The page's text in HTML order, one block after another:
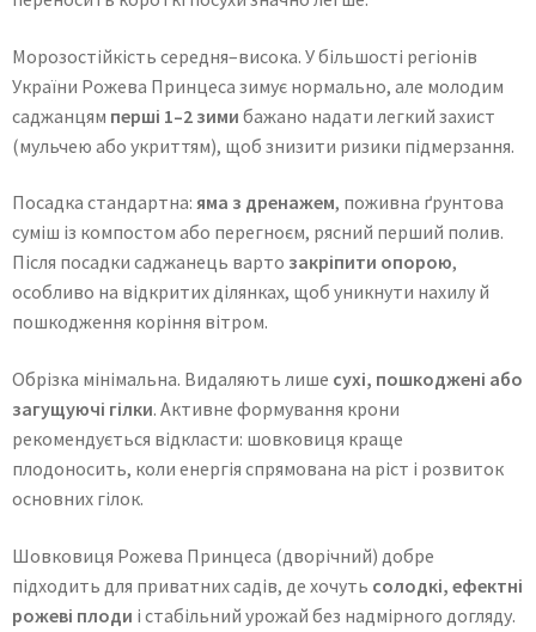
Морозостійкість середня–висока. У більшості регіонів
України Рожева Принцеса зимує нормально, але молодим
саджанцям перші 1–2 зими бажано надати легкий захист
(мульчею або укриттям), щоб знизити ризики підмерзання.
Посадка стандартна: яма з дренажем, поживна ґрунтова
суміш із компостом або перегноєм, рясний перший полив.
Після посадки саджанець варто закріпити опорою,
особливо на відкритих ділянках, щоб уникнути нахилу й
пошкодження коріння вітром.
Обрізка мінімальна. Видаляють лише сухі, пошкоджені або
загущуючі гілки. Активне формування крони
рекомендується відкласти: шовковиця краще
плодоносить, коли енергія спрямована на ріст і розвиток
основних гілок.
Шовковиця Рожева Принцеса (дворічний) добре
підходить для приватних садів, де хочуть солодкі, ефектні
рожеві плоди і стабільний урожай без надмірного догляду.